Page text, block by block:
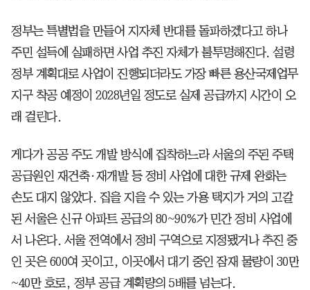
정부는 특별법을 만들어 지자체 반대를 돌파하겠다고 하나
주민 설득에 실패하면 사업 추진 자체가 불투명해진다. 설령
정부 계획대로 사업이 진행되더라도 가장 빠른 용산국제업무
지구 착공 예정이 2028년일 정도로 실제 공급까지 시간이 오
래 걸린다.
게다가 공공 주도 개발 방식에 집착하느라 서울의 주된 주택
공급원인 재건축·재개발 등 정비 사업에 대한 규제 완화는
손도 대지 않았다. 집을 지을 수 있는 가용 택지가 거의 고갈
된 서울은 신규 아파트 공급의 80~90%가 민간 정비 사업에
서 나온다. 서울 전역에서 정비 구역으로 지정됐거나 추진 중
인 곳은 600여 곳이고, 이곳에서 대기 중인 잠재 물량이 30만
~40만 호로, 정부 공급 계획량의 5배를 넘는다.